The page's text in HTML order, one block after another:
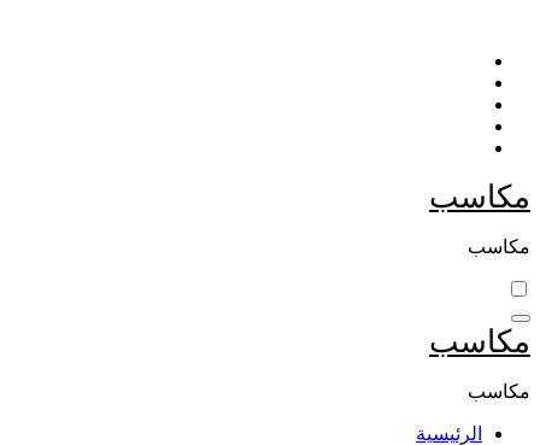
التجاوز
المحتوى
مكاسب
مكاسب
مكاسب
مكاسب
الرئيسية